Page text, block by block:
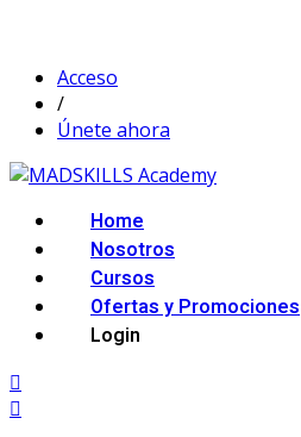
Acceso
/
Únete ahora
Home
Nosotros
Cursos
Ofertas y Promociones
Login